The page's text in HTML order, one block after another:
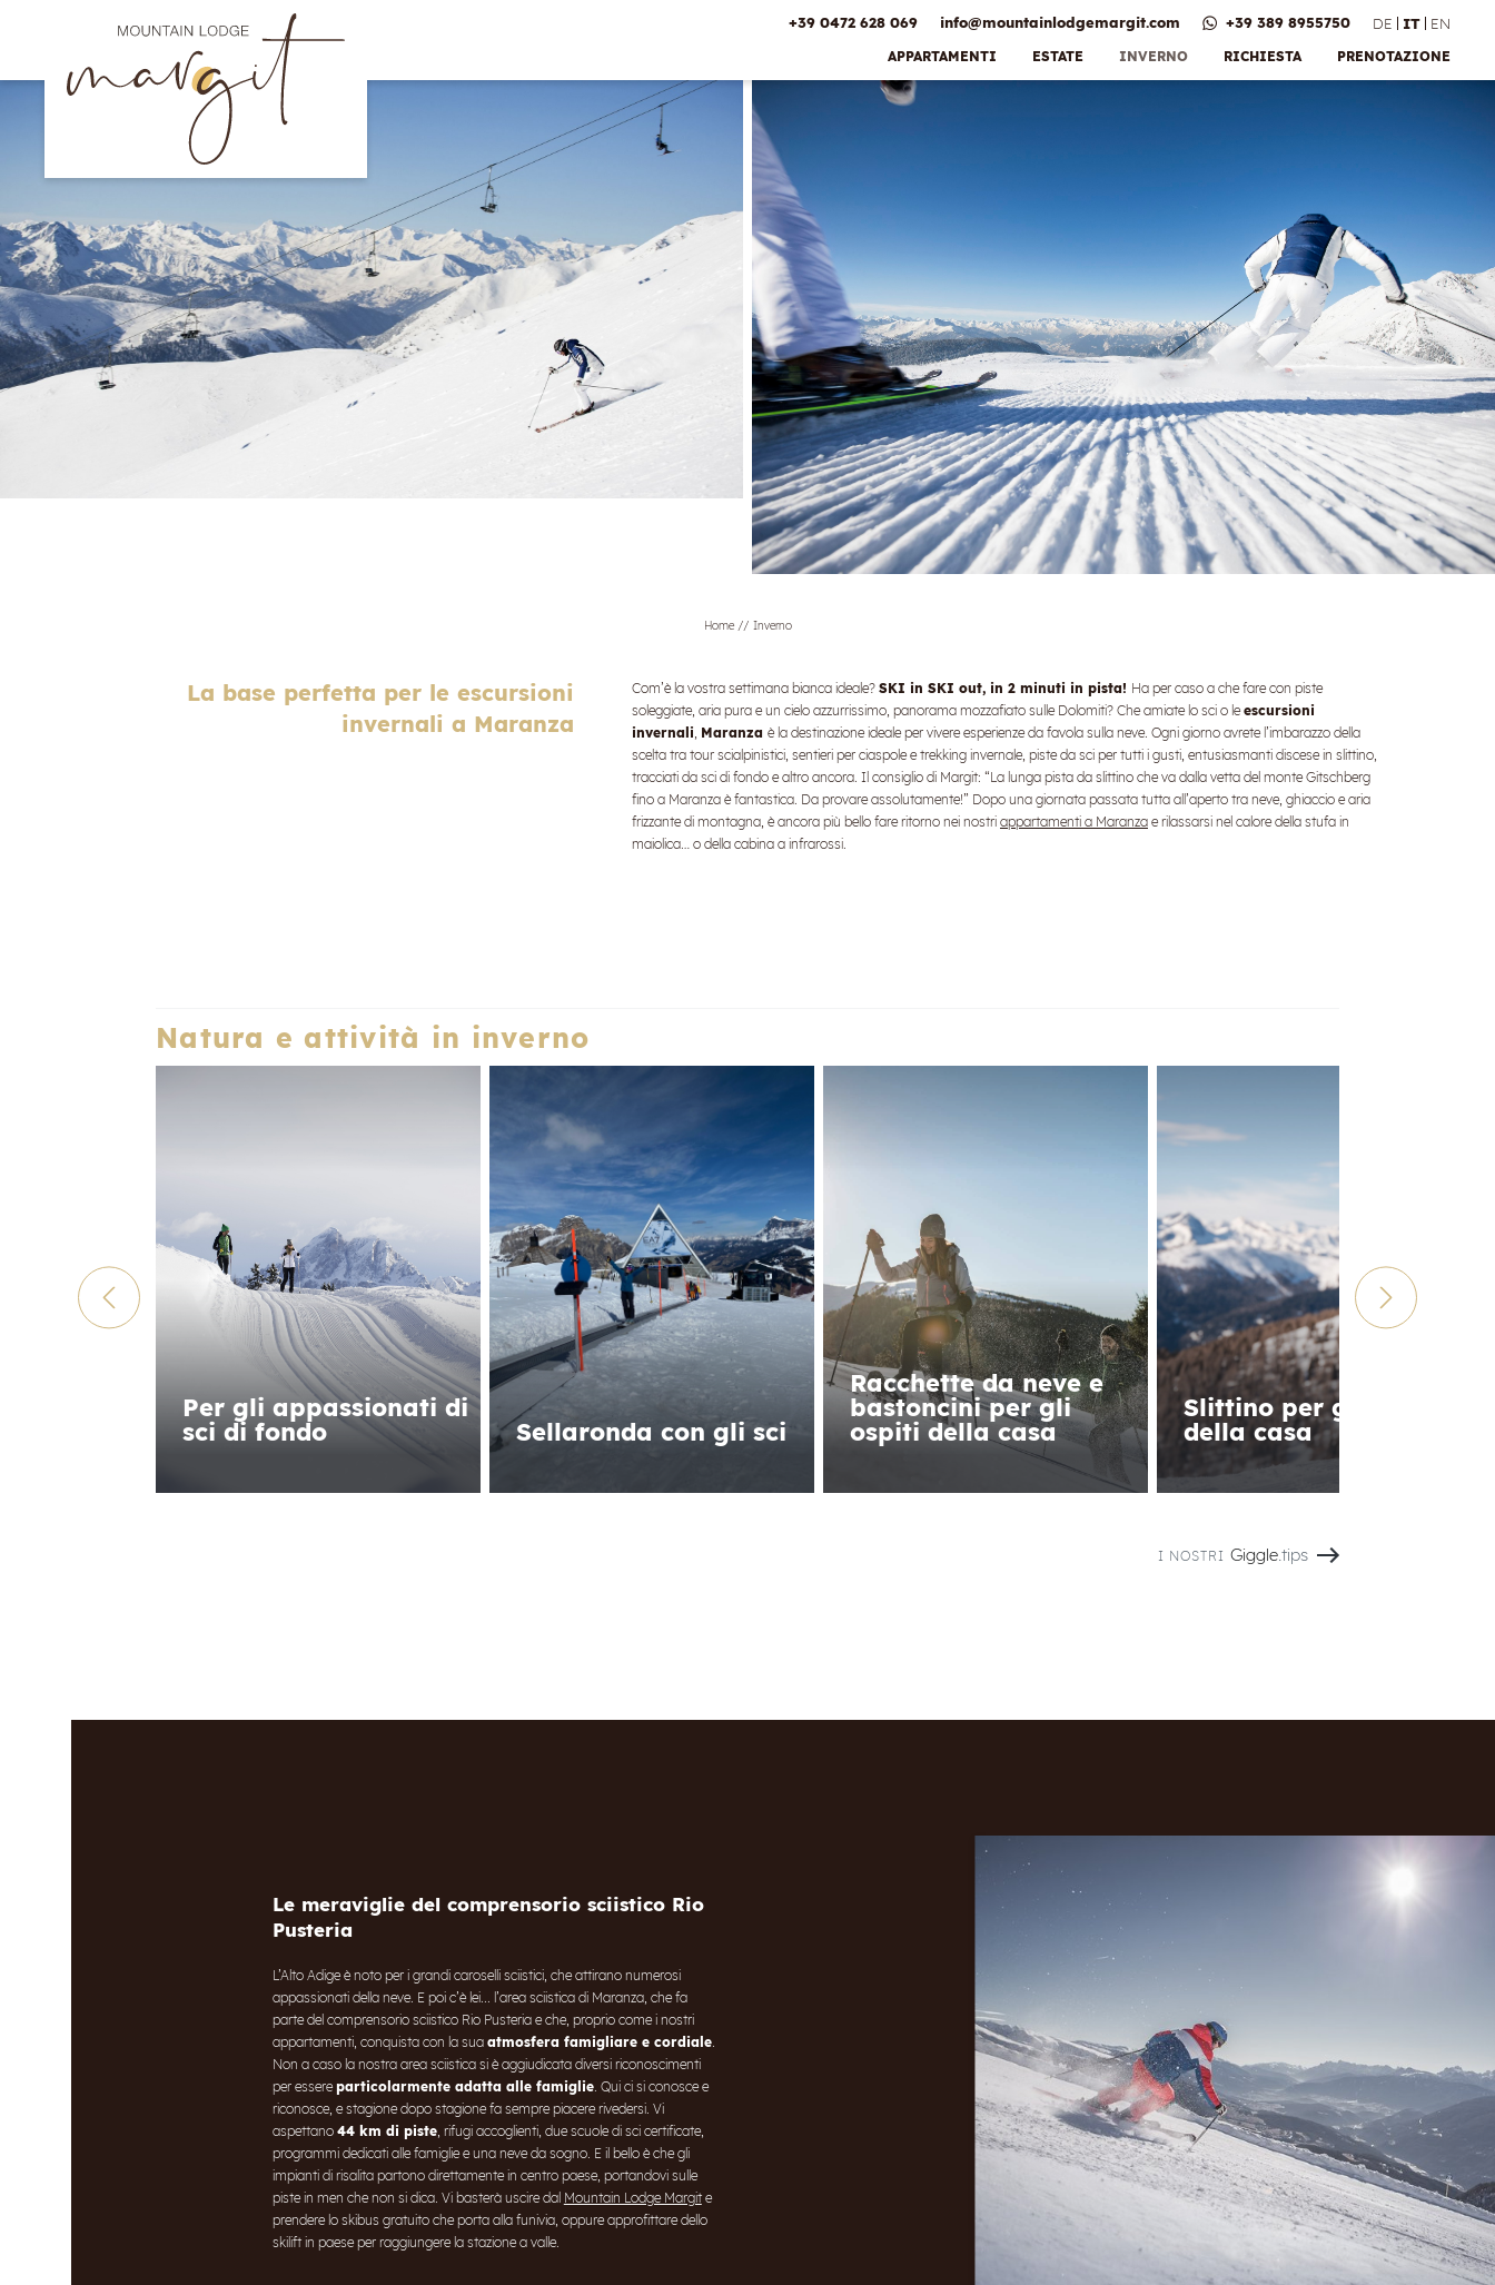
+39 0472 628 069 info@mountainlodgemargit.com +39 389 8955750 DE IT EN
APPARTAMENTI ESTATE INVERNO RICHIESTA PRENOTAZIONE
Home // Inverno
La base perfetta per le escursioni
invernali a Maranza
Com’è la vostra settimana bianca ideale? SKI in SKI out, in 2 minuti in pista! Ha per caso a che fare con piste
soleggiate, aria pura e un cielo azzurrissimo, panorama mozzafiato sulle Dolomiti? Che amiate lo sci o leescursioni
invernali, Maranza è la destinazione ideale per vivere esperienze da favola sulla neve. Ogni giorno avrete l’imbarazzo della
scelta tra tour scialpinistici, sentieri per ciaspole e trekking invernale, piste da sci per tutti i gusti, entusiasmanti discese in slittino,
tracciati da sci di fondo e altro ancora. Il consiglio di Margit: “La lunga pista da slittino che va dalla vetta del monte Gitschberg
fino a Maranza è fantastica. Da provare assolutamente!” Dopo una giornata passata tutta all’aperto tra neve, ghiaccio e aria
frizzante di montagna, è ancora più bello fare ritorno nei nostri appartamenti a Maranza e rilassarsi nel calore della stufa in
maiolica… o della cabina a infrarossi.
Natura e attività in inverno
Per gli appassionati di
sci di fondo Sellaronda con gli sci
Racchette da neve e
bastoncini per gli
ospiti della casa
Slittino per gli ospiti
della casa
I NOSTRI Giggle.tips
Le meraviglie del comprensorio sciistico Rio
Pusteria
L’Alto Adige è noto per i grandi caroselli sciistici, che attirano numerosi
appassionati della neve. E poi c’è lei... l’area sciistica di Maranza, che fa
parte del comprensorio sciistico Rio Pusteria e che, proprio come i nostri
appartamenti, conquista con la sua atmosfera famigliare e cordiale.
Non a caso la nostra area sciistica si è aggiudicata diversi riconoscimenti
per essereparticolarmente adatta alle famiglie. Qui ci si conosce e
riconosce, e stagione dopo stagione fa sempre piacere rivedersi. Vi
aspettano 44 km di piste, rifugi accoglienti, due scuole di sci certificate,
programmi dedicati alle famiglie e una neve da sogno. E il bello è che gli
impianti di risalita partono direttamente in centro paese, portandovi sulle
piste in men che non si dica. Vi basterà uscire dal Mountain Lodge Margite
prendere lo skibus gratuito che porta alla funivia, oppure approfittare dello
skilift in paese per raggiungere la stazione a valle.
Registrazione alla newsletter
Titolo